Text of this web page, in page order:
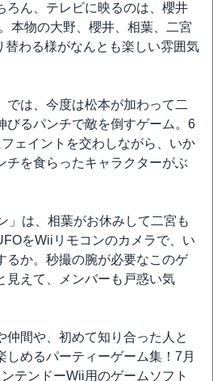
ろん、テレビに映るのは、櫻井
本物の大野、櫻井、相葉、二宮
替わる様がなんとも楽しい雰囲気
では、今度は松本が加わって二
びるパンチで敵を倒すゲーム。6
ェイントを交わしながら、いか
チを食らったキャラクターがぶ
」は、相葉がお休みして二宮も
をWiiリモコンのカメラで、い
るか。秒撮の腕が必要なこのゲ
見えて、メンバーも戸惑い気
仲間や、初めて知り合った人と
しめるパーティーゲーム集！7月
テンドーWii用のゲームソフト